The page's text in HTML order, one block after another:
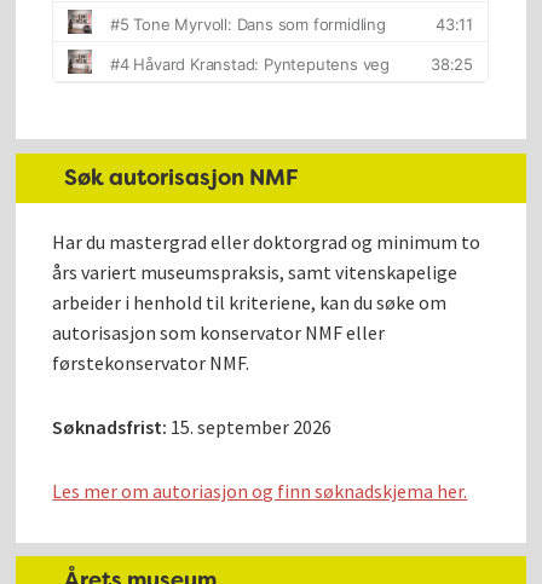
Søk autorisasjon NMF
Har du mastergrad eller doktorgrad og minimum to
års variert museumspraksis, samt vitenskapelige
arbeider i henhold til kriteriene, kan du søke om
autorisasjon som konservator NMF eller
førstekonservator NMF.
Søknadsfrist: 15. september 2026
Les mer om autoriasjon og finn søknadskjema her.